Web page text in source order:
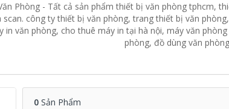
Phòng - Tất cả sản phẩm thiết bị văn phòng tphcm,
scan. công ty thiết bị văn phòng, trang thiết bị văn
in văn phòng, cho thuê máy in tại hà nội, máy văn
phòng, đồ dùng văn
0Sản Phẩm